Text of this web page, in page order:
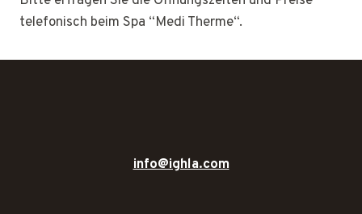
telefonisch beim Spa “Medi Therme“.
info@ighla.com